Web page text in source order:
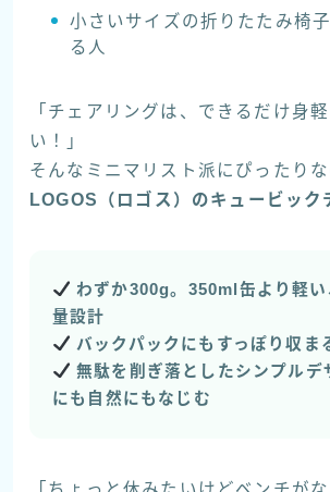
小さいサイズの折りたたみ椅
る人
「チェアリングは、できるだけ身
い！」
そんなミニマリスト派にぴったりな
LOGOS（ロゴス）のキュービック
わずか300g。350ml缶より軽
量設計
バックパックにも すっぽり収ま
無駄を削ぎ落としたシンプルデ
にも自然にもなじむ